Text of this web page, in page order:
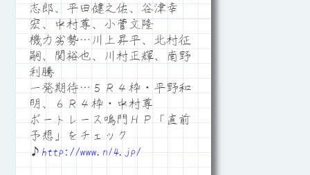
志郎、平田健之佑、谷津幸
宏、中村尊、小菅文隆
機力劣勢…川上昇平、北村征
嗣、関裕也、川村正輝、南野
利騰
一発期待…５Ｒ４枠・平野和
明、６Ｒ４枠・中村尊
ボートレース鳴門ＨＰ「直前
予想」をチェック
♪ http://www.n14.jp/